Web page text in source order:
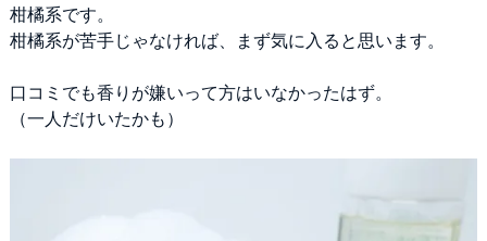
柑橘系です。
柑橘系が苦手じゃなければ、まず気に入ると思います。
口コミでも香りが嫌いって方はいなかったはず。
（一人だけいたかも）